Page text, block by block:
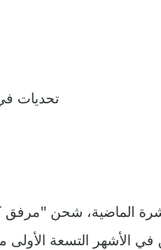
تحديات
الماضية، شحن "مرفق